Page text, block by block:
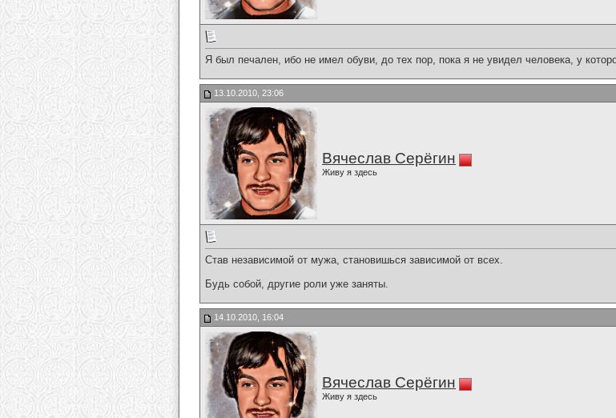
Я был печален, ибо не имел обуви, до тех пор, пока я не увидел человека, у
13.10.2010, 23:06
Вячеслав Серёгин
Живу я здесь
Став независимой от мужа, становишься зависимой от всех.
Будь собой, другие роли уже заняты.
14.10.2010, 16:04
Вячеслав Серёгин
Живу я здесь